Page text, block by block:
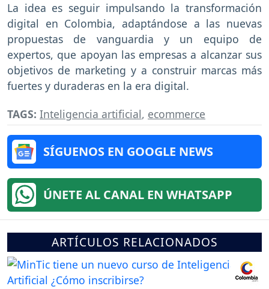
La idea es seguir impulsando la transformación
digital en Colombia, adaptándose a las nuevas
propuestas de vanguardia y un equipo de
expertos, que apoyan las empresas a alcanzar sus
objetivos de marketing y a construir marcas más
fuertes y duraderas en la era digital.
TAGS: Inteligencia artificial, ecommerce
SÍGUENOS EN GOOGLE NEWS
ÚNETE AL CANAL EN WHATSAPP
ARTÍCULOS RELACIONADOS